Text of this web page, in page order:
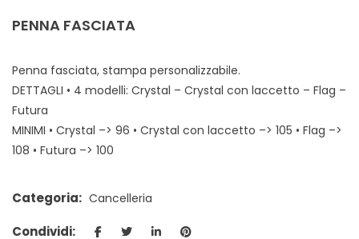
PENNA FASCIATA
Penna fasciata, stampa personalizzabile.
DETTAGLI • 4 modelli: Crystal – Crystal con laccetto – Flag –
Futura
MINIMI • Crystal –> 96 • Crystal con laccetto –> 105 • Flag –>
108 • Futura –> 100
Categoria: Cancelleria
Condividi: